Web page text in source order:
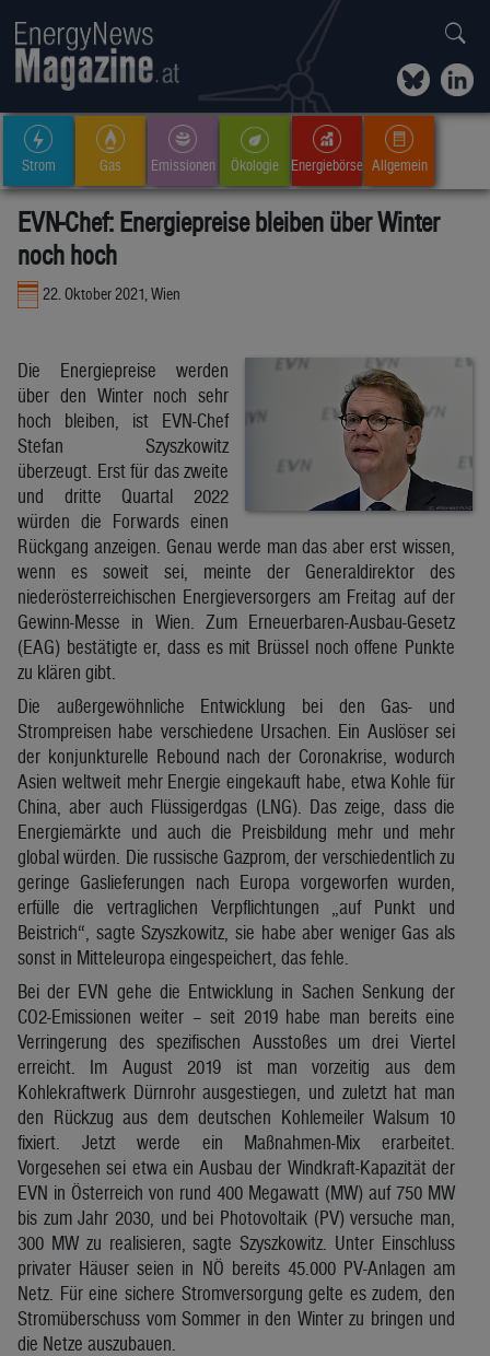
Strom Gas Emissionen Ökologie Energiebörse Allgemein
EVN-Chef: Energiepreise bleiben über Winter
noch hoch
22. Oktober 2021, Wien
Die Energiepreise werden
über den Winter noch sehr
hoch bleiben, ist EVN-Chef
Stefan Szyszkowitz
überzeugt. Erst für das zweite
und dritte Quartal 2022
würden die Forwards einen
Rückgang anzeigen. Genau werde man das aber erst wissen,
wenn es soweit sei, meinte der Generaldirektor des
niederösterreichischen Energieversorgers am Freitag auf der
Gewinn-Messe in Wien. Zum Erneuerbaren-Ausbau-Gesetz
(EAG) bestätigte er, dass es mit Brüssel noch offene Punkte
zu klären gibt.
Die außergewöhnliche Entwicklung bei den Gas- und
Strompreisen habe verschiedene Ursachen. Ein Auslöser sei
der konjunkturelle Rebound nach der Coronakrise, wodurch
Asien weltweit mehr Energie eingekauft habe, etwa Kohle für
China, aber auch Flüssigerdgas (LNG). Das zeige, dass die
Energiemärkte und auch die Preisbildung mehr und mehr
global würden. Die russische Gazprom, der verschiedentlich zu
geringe Gaslieferungen nach Europa vorgeworfen wurden,
erfülle die vertraglichen Verpflichtungen „auf Punkt und
Beistrich“, sagte Szyszkowitz, sie habe aber weniger Gas als
sonst in Mitteleuropa eingespeichert, das fehle.
Bei der EVN gehe die Entwicklung in Sachen Senkung der
CO2-Emissionen weiter – seit 2019 habe man bereits eine
Verringerung des spezifischen Ausstoßes um drei Viertel
erreicht. Im August 2019 ist man vorzeitig aus dem
Kohlekraftwerk Dürnrohr ausgestiegen, und zuletzt hat man
den Rückzug aus dem deutschen Kohlemeiler Walsum 10
fixiert. Jetzt werde ein Maßnahmen-Mix erarbeitet.
Vorgesehen sei etwa ein Ausbau der Windkraft-Kapazität der
EVN in Österreich von rund 400 Megawatt (MW) auf 750 MW
bis zum Jahr 2030, und bei Photovoltaik (PV) versuche man,
300 MW zu realisieren, sagte Szyszkowitz. Unter Einschluss
privater Häuser seien in NÖ bereits 45.000 PV-Anlagen am
Netz. Für eine sichere Stromversorgung gelte es zudem, den
Stromüberschuss vom Sommer in den Winter zu bringen und
die Netze auszubauen.